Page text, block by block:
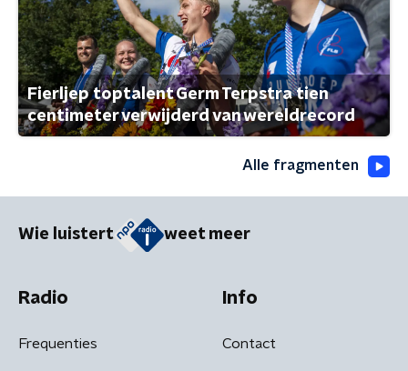
Fierljep toptalent Germ Terpstra tien
centimeter verwijderd van wereldrecord
Alle fragmenten
Wie luistert weet meer
Radio
Frequenties
Info
Contact